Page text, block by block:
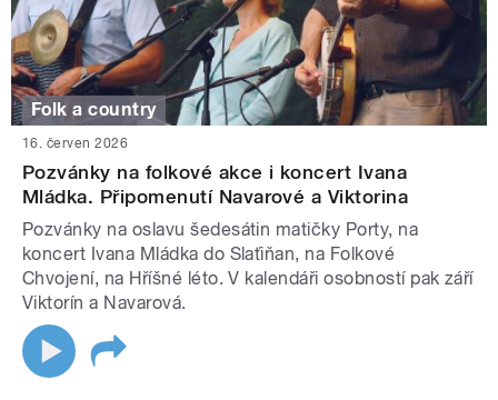
Folk a country
16. červen 2026
Pozvánky na folkové akce i koncert Ivana
Mládka. Připomenutí Navarové a Viktorina
Pozvánky na oslavu šedesátin matičky Porty, na
koncert Ivana Mládka do Slaťiňan, na Folkové
Chvojení, na Hříšné léto. V kalendáři osobností pak září
Viktorín a Navarová.